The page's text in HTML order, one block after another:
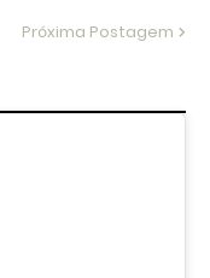
Próxima Postagem